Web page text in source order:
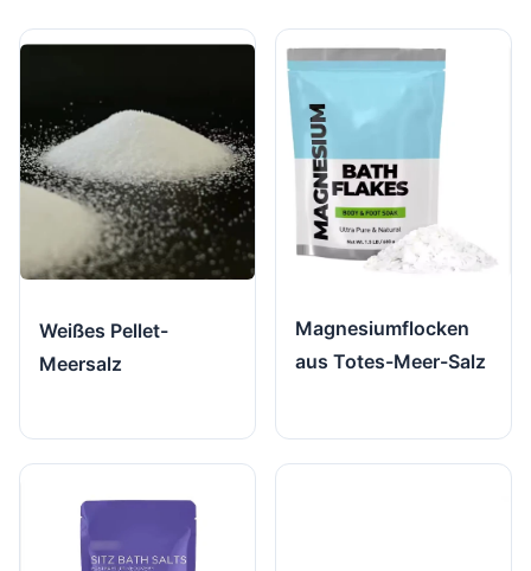
Weißes Pellet-
Meersalz
Magnesiumflocken
aus Totes-Meer-Salz